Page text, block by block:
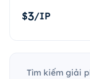
$3/IP
Tìm kiếm giải